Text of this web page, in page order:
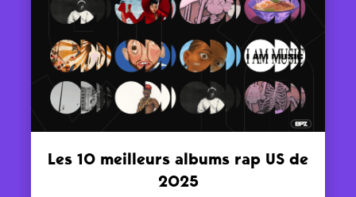
Les 10 meilleurs albums rap US de
2025